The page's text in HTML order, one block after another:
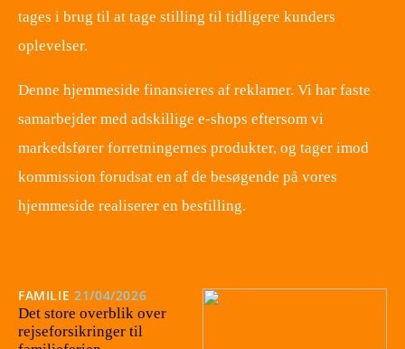
tages i brug til at tage stilling til tidligere kunders
oplevelser.
Denne hjemmeside finansieres af reklamer. Vi har faste
samarbejder med adskillige e-shops eftersom vi
markedsfører forretningernes produkter, og tager imod
kommission forudsat en af de besøgende på vores
hjemmeside realiserer en bestilling.
FAMILIE 21/04/2026
Det store overblik over
rejseforsikringer til